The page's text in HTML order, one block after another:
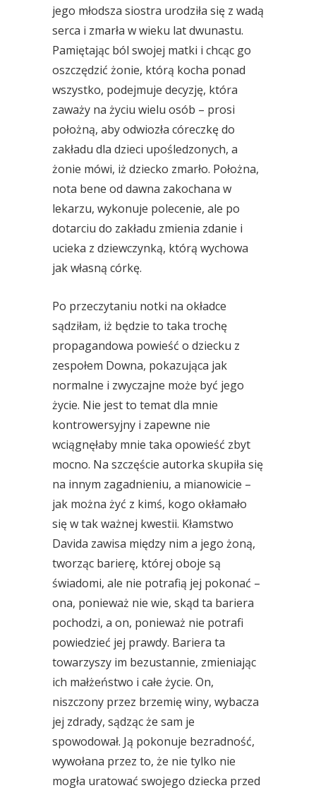
jego młodsza siostra urodziła się z wadą
serca i zmarła w wieku lat dwunastu.
Pamiętając ból swojej matki i chcąc go
oszczędzić żonie, którą kocha ponad
wszystko, podejmuje decyzję, która
zaważy na życiu wielu osób – prosi
położną, aby odwiozła córeczkę do
zakładu dla dzieci upośledzonych, a
żonie mówi, iż dziecko zmarło. Położna,
nota bene od dawna zakochana w
lekarzu, wykonuje polecenie, ale po
dotarciu do zakładu zmienia zdanie i
ucieka z dziewczynką, którą wychowa
jak własną córkę.
Po przeczytaniu notki na okładce
sądziłam, iż będzie to taka trochę
propagandowa powieść o dziecku z
zespołem Downa, pokazująca jak
normalne i zwyczajne może być jego
życie. Nie jest to temat dla mnie
kontrowersyjny i zapewne nie
wciągnęłaby mnie taka opowieść zbyt
mocno. Na szczęście autorka skupiła się
na innym zagadnieniu, a mianowicie –
jak można żyć z kimś, kogo okłamało
się w tak ważnej kwestii. Kłamstwo
Davida zawisa między nim a jego żoną,
tworząc barierę, której oboje są
świadomi, ale nie potrafią jej pokonać –
ona, ponieważ nie wie, skąd ta bariera
pochodzi, a on, ponieważ nie potrafi
powiedzieć jej prawdy. Bariera ta
towarzyszy im bezustannie, zmieniając
ich małżeństwo i całe życie. On,
niszczony przez brzemię winy, wybacza
jej zdrady, sądząc że sam je
spowodował. Ją pokonuje bezradność,
wywołana przez to, że nie tylko nie
mogła uratować swojego dziecka przed